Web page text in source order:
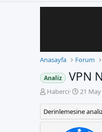
Anasayfa Forum
Analiz VPN
K
n
b
Haberci
B
ş
l
a
21
Derinlemesine